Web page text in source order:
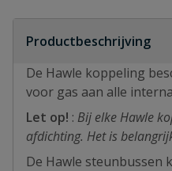
Productbeschrijving
De Hawle koppeling
voor gas aan alle
Let op! : Bij elke Hawle
afdichting. Het is
De Hawle steunbussen